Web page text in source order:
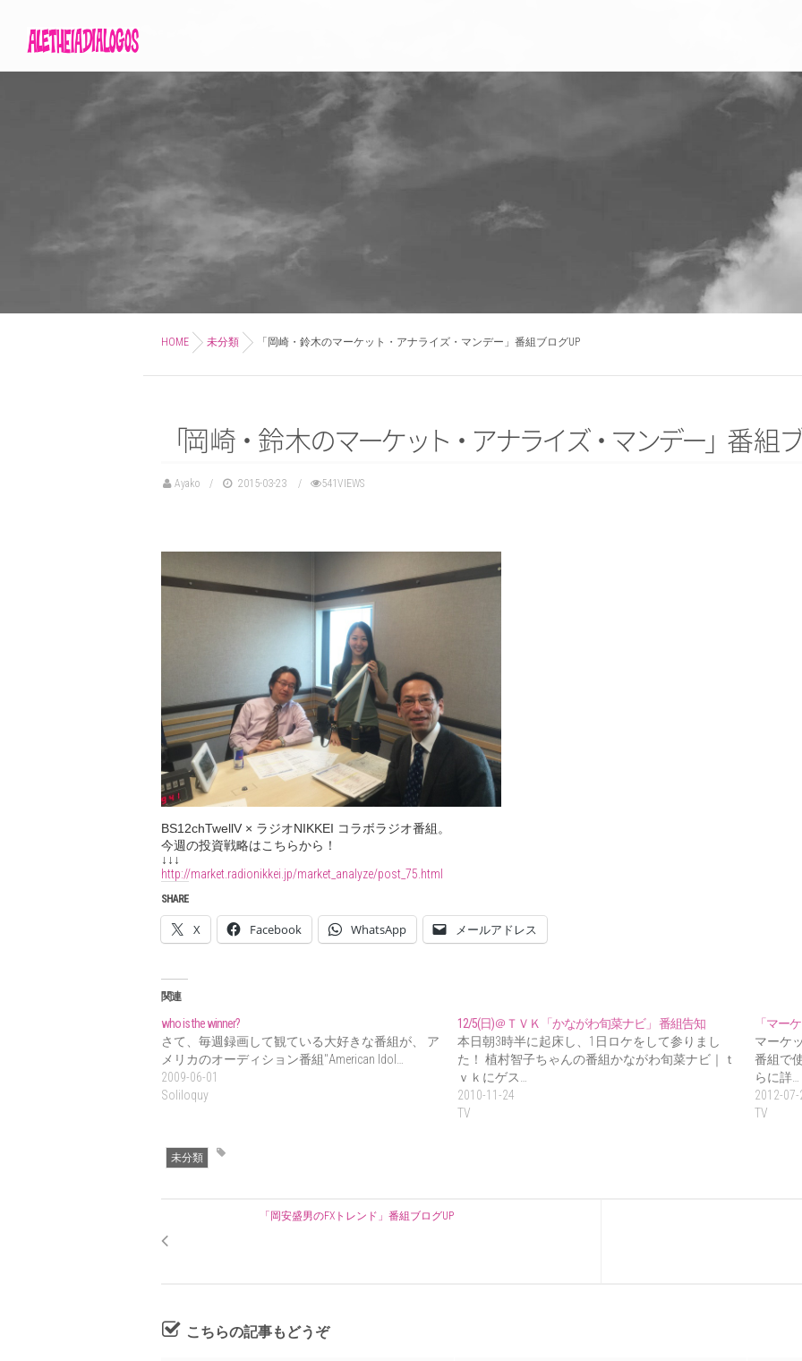
HOME 未分類 「岡崎・鈴木のマーケット・アナライズ・マンデー」番組ブログUP
「 岡 崎・ 鈴木のマーケット ・ アナライ ズ・ マンデー」 番組 ブ
Ayako 2015-03-23 541VIEWS
BS12chTwellV × ラジオNIKKEI コラボラジオ番組。
今週の投資戦略はこちらから！
↓↓↓
http://market.radionikkei.jp/market_analyze/post_75.html
SHARE
X Facebook WhatsApp メールアドレス
関連
who is the winner?
さて、毎週録画して観ている大好きな番組が、 ア
メリカのオーディション番組"American Idol…
2009-06-01
Soliloquy
12/5(日)＠ＴＶＫ「かながわ旬菜ナビ」 番組告知
本日朝3時半に起床し、1日ロケをして参りまし
た！ 植村智子ちゃんの番組かながわ旬菜ナビ｜ｔ
ｖｋにゲス…
2010-11-24
TV
「マー
マーケ
番組で
らに詳…
2012-07-
TV
未分類
「岡安盛男のFXトレンド」番組ブログUP
こちらの記事もどうぞ